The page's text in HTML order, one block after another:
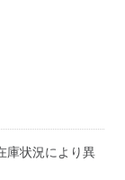
庫状況により異